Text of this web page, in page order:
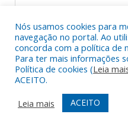
MAIO, 2014
MAIO 16
ABRIL, 2014
Nós usamos cookies para
navegação no portal. Ao
concorda com a política de
Para ter mais informações
Política de cookies (Leia
ACEITO.
Leia mais
ACEITO